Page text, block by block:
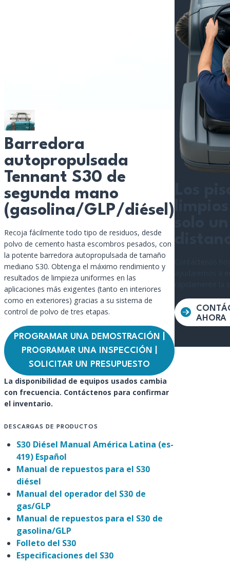
Barredora
autopropulsada
Tennant S30 de
segunda mano
(gasolina/GLP/diésel)
Recoja fácilmente todo tipo de residuos, desde
polvo de cemento hasta escombros pesados, con
la potente barredora autopropulsada de tamaño
mediano S30. Obtenga el máximo rendimiento y
resultados de limpieza uniformes en las
aplicaciones más exigentes (tanto en interiores
como en exteriores) gracias a su sistema de
control de polvo de tres etapas.
PROGRAMAR UNA DEMOSTRACIÓN |
PROGRAMAR UNA INSPECCIÓN |
SOLICITAR UN PRESUPUESTO
La disponibilidad de equipos usados cambia
con frecuencia. Contáctenos para confirmar
el inventario.
DESCARGAS DE PRODUCTOS
S30 Diésel Manual América Latina (es-
419) Español
Manual de repuestos para el S30
diésel
Manual del operador del S30 de
gas/GLP
Manual de repuestos para el S30 de
gasolina/GLP
Folleto del S30
Especificaciones del S30
AHORA